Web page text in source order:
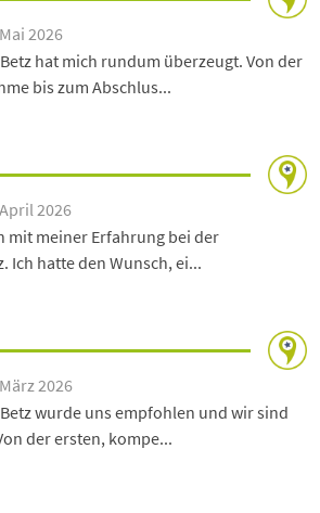
2026
hat mich rundum überzeugt. Von der
bis zum Abschlus...
2026
mit meiner Erfahrung bei der
Ich hatte den Wunsch, ei...
2026
wurde uns empfohlen und wir sind
der ersten, kompe...